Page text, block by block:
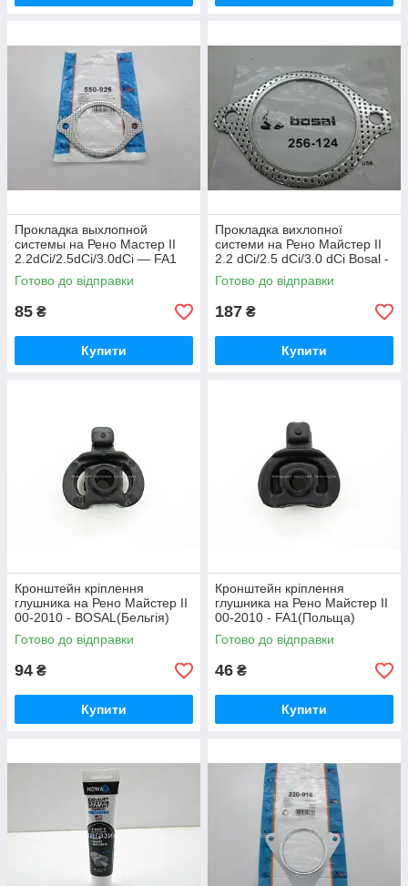
Прокладка выхлопной
системы на Рено Мастер ІІ
2.2dCi/2.5dCi/3.0dCi — FA1
(Польша) 550926
Готово до відправки
85 ₴
Купити
Прокладка вихлопної
системи на Рено Майстер ІІ
2.2 dCi/2.5 dCi/3.0 dCi Bosal -
(Бельгія) - 256-124
Готово до відправки
187 ₴
Купити
Кронштейн кріплення
глушника на Рено Майстер II
00-2010 - BOSAL(Бельгія)
255394
Готово до відправки
94 ₴
Купити
Кронштейн кріплення
глушника на Рено Майстер II
00-2010 - FA1(Польща)
223919
Готово до відправки
46 ₴
Купити